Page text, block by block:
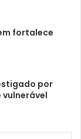
fortalece
por